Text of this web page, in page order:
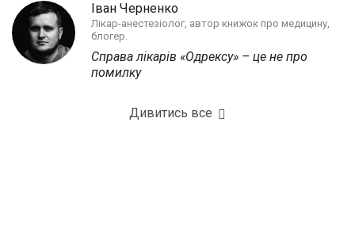
Іван Черненко
Лікар-анестезіолог, автор книжок про медицину,
блогер.
Справа лікарів «Одрексу» – це не про
помилку
Дивитись все